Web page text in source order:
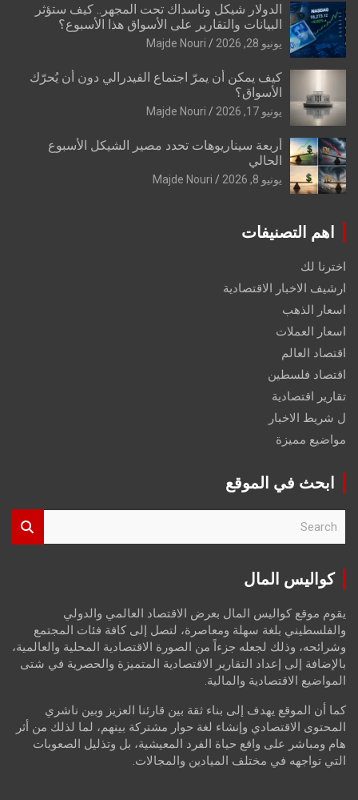
الدولار شيكل وناسداك تحت المجهر.. كيف ستؤثر
البيانات والتقارير على الأسواق هذا الأسبوع؟
يونيو 28, 2026 Majde Nouri
كيف يمكن أن يمرّ اجتماع الفيدرالي دون أن يُحرّك
الأسواق؟
يونيو 17, 2026 Majde Nouri
أربعة سيناريوهات تحدد مصير الشيكل الأسبوع
الحالي
يونيو 8, 2026 Majde Nouri
اهم التصنيفات
اخترنا لك
ارشيف الاخبار الاقتصادية
اسعار الذهب
اسعار العملات
اقتصاد العالم
اقتصاد فلسطين
تقارير اقتصادية
ل شريط الاخبار
مواضيع مميزة
ابحث في الموقع
r
كواليس المال
يقوم موقع كواليس المال بعرض الاقتصاد العالمي والدولي
والفلسطيني بلغة سهلة ومعاصرة، لتصل إلى كافة فئات المجتمع
وشرائحه، وذلك لجعله جزءاً من الصورة الاقتصادية المحلية والعالمية،
بالإضافة إلى إعداد التقارير الاقتصادية المتميزة والحصرية في شتى
المواضيع الاقتصادية والمالية.
كما أن الموقع يهدف إلى بناء ثقة بين قارئنا العزيز وبين ناشري
المحتوى الاقتصادي وإنشاء لغة حوار مشتركة بينهم، لما لذلك من أثر
هام ومباشر على واقع حياة الفرد المعيشية، بل وتذليل الصعوبات
التي تواجهه في مختلف الميادين والمجالات.